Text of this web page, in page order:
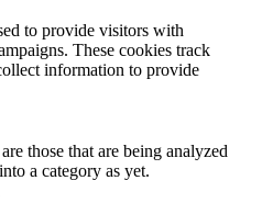
to provide visitors with
These cookies track
information to provide
those that are being analyzed
a category as yet.